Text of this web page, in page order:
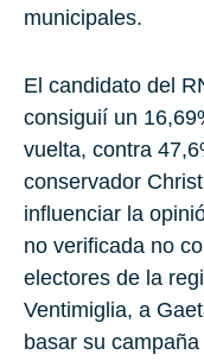
municipales.
El candidato del
consiguií un
vuelta, contra
conservador
influenciar la
no verificada no
electores de la
Ventimiglia, a
basar su